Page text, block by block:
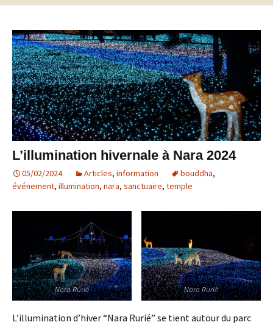
L’illumination hivernale à Nara 2024
05/02/2024 Articles, information bouddha,
événement, illumination, nara, sanctuaire, temple
Nara Rurié Nara Rurié
L’illumination d’hiver “Nara Rurié” se tient autour du parc